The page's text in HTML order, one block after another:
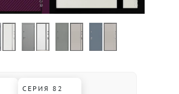
СЕРИЯ 82